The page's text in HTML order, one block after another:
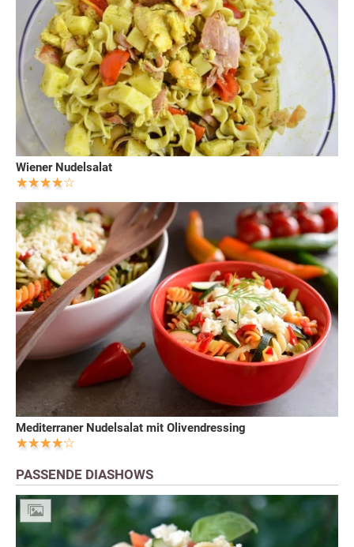
Wiener Nudelsalat
Mediterraner Nudelsalat mit Olivendressing
PASSENDE DIASHOWS